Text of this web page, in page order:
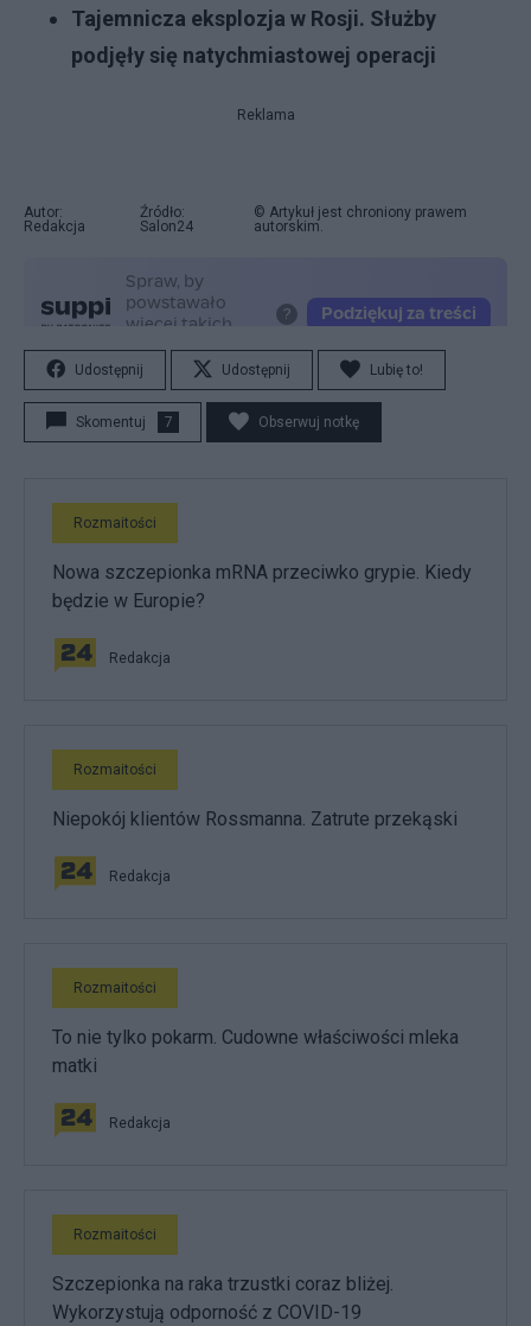
Tajemnicza eksplozja w Rosji. Służby
podjęły się natychmiastowej operacji
Reklama
Autor:
Redakcja
Źródło:
Salon24
© Artykuł jest chroniony prawem
autorskim.
Udostępnij Udostępnij Lubię to!
Skomentuj 7 Obserwuj notkę
Rozmaitości
Nowa szczepionka mRNA przeciwko grypie. Kiedy
będzie w Europie?
Redakcja
Rozmaitości
Niepokój klientów Rossmanna. Zatrute przekąski
Redakcja
Rozmaitości
To nie tylko pokarm. Cudowne właściwości mleka
matki
Redakcja
Rozmaitości
Szczepionka na raka trzustki coraz bliżej.
Wykorzystują odporność z COVID-19